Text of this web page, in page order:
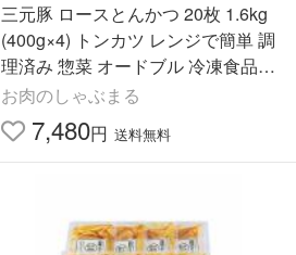
三元豚 ロースとんかつ 20枚 1.6kg
(400g×4) トンカツ レンジで簡単 調
理済み 惣菜 オードブル 冷凍食品
おかず 弁当 お得用 ＊当日発送 爆
買
お肉のしゃぶまる
7,480円 送料無料